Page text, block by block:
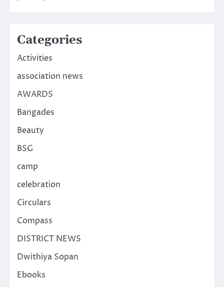
Categories
Activities
association news
AWARDS
Bangades
Beauty
BSG
camp
celebration
Circulars
Compass
DISTRICT NEWS
Dwithiya Sopan
Ebooks